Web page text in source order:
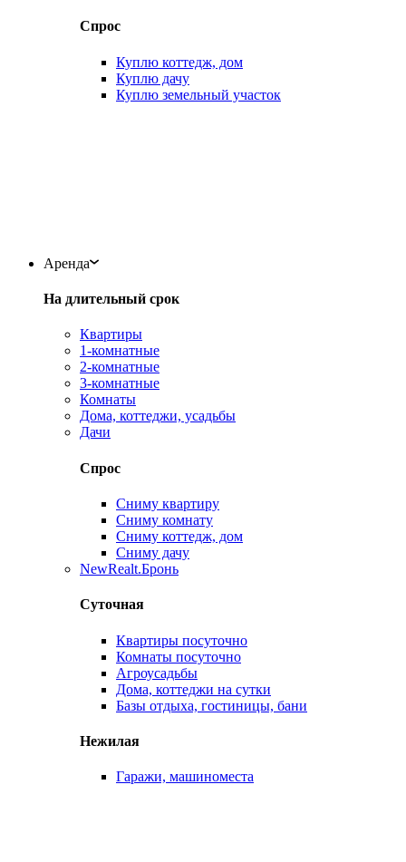
Спрос
Куплю коттедж, дом
Куплю дачу
Куплю земельный участок
Аренда
На длительный срок
Квартиры
1-комнатные
2-комнатные
3-комнатные
Комнаты
Дома, коттеджи, усадьбы
Дачи
Спрос
Сниму квартиру
Сниму комнату
Сниму коттедж, дом
Сниму дачу
NewRealt.Бронь
Суточная
Квартиры посуточно
Комнаты посуточно
Агроусадьбы
Дома, коттеджи на сутки
Базы отдыха, гостиницы, бани
Нежилая
Гаражи, машиноместа